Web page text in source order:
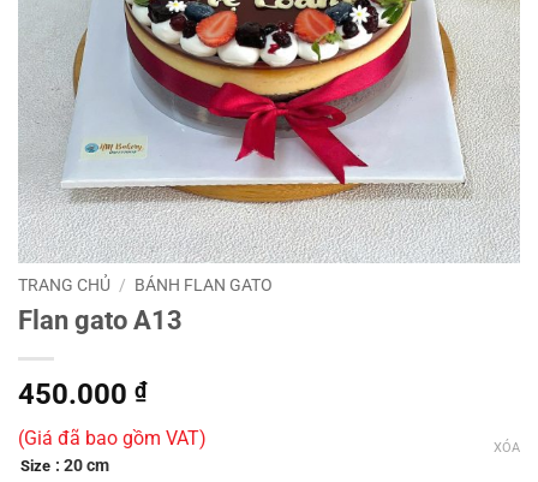
TRANG CHỦ / BÁNH FLAN GATO
Flan gato A13
450.000 ₫
(Giá đã bao gồm VAT)
Size : 20 cm
XÓA